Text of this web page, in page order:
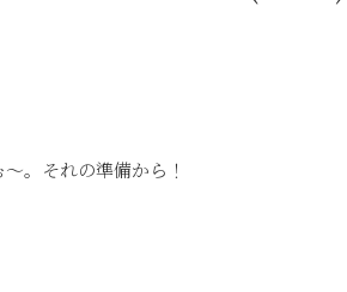
。それの準備から！